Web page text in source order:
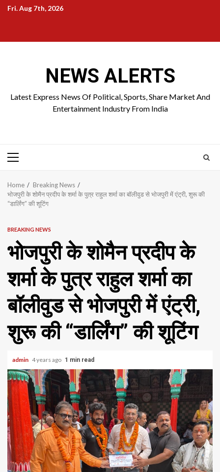
SkipFri. Aug 7th, 2026
NEWS ALERTS
Latest Express News Of Political, Sports, Share Market And
Entertainment Industry From India
Primary
Home
Breaking News
भोजपुरी के शोमैन प्रदीप के शर्मा के पुत्र राहुल शर्मा का बॉलीवुड से भोजपुरी में एंट्री, शुरू की
“डार्लिंग” की शूटिंग
BREAKING NEWS
भोजपुरी के शोमैन प्रदीप के
शर्मा के पुत्र राहुल शर्मा का
बॉलीवुड से भोजपुरी में एंट्री,
शुरू की “डार्लिंग” की शूटिंग
admin 4 years ago 1 min read